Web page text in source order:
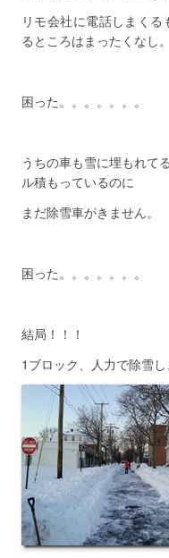
リモ会社に電話しまく
るところはまったくなし。
困った。。。。。。。
うちの車も雪に埋もれて
ル積もっているのに
まだ除雪車がきません。
困った。。。。。。。
結局！！！
1ブロック、人力で除雪し